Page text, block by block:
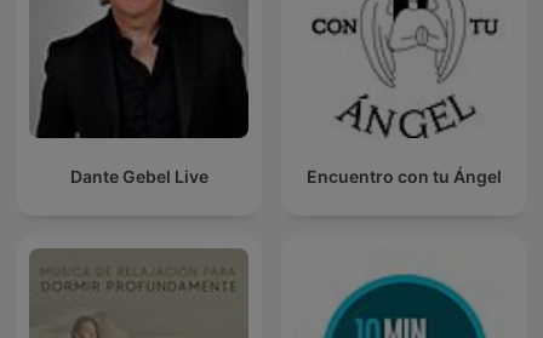
Dante Gebel Live Encuentro con tu Ángel